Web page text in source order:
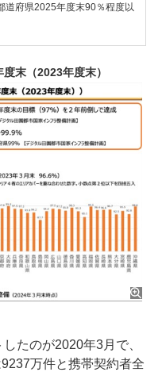
道府県2025年度末90％程度以
末（2023年度末）
たのが2020年3月で、
万件と携帯契約者全